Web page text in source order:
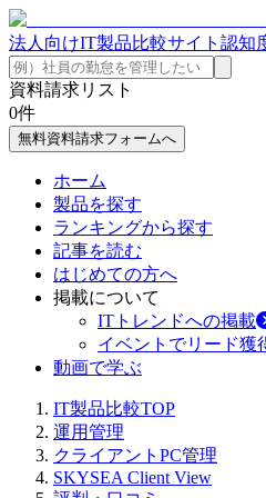
法人向けIT製品比較サイト 認知
資料請求リスト
0件
無料資料請求フォームへ
ホーム
製品を探す
ランキングから探す
記事を読む
はじめての方へ
掲載について
ITトレンドへの掲載
イベントでリード獲
動画で学ぶ
IT製品比較TOP
運用管理
クライアントPC管理
SKYSEA Client View